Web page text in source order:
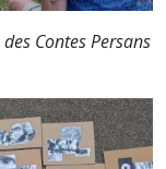
Contes Persans